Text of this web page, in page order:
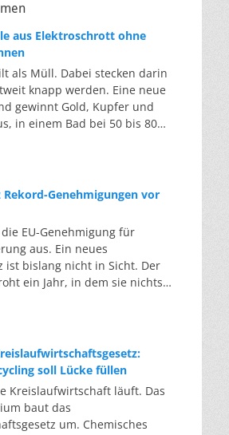
aus Elektroschrott ohne
als Müll. Dabei stecken darin
knapp werden. Eine neue
gewinnt Gold, Kupfer und
in einem Bad bei 50 bis 80
Energieintensiv und nur im
möglich. Das Londoner
hat im englischen Teesside eine
eröffnet, die ohne diese
Ein chemisches Bad löst die
80 Grad heraus, statt sie
Das Verfahren heißt Iono-
und macht sie dadurch löslich.
Lösungsmittel-Rezepturen holen
heraus. Zuerst Kupfer,
danach separat das Gold.
bleibt dabei
Genehmigungen vor
EU-Genehmigung für
aus. Ein neues
ist bislang nicht in Sicht. Der
ein Jahr, in dem sie nichts
heute deutlich schneller. Die
der Branche bestätigt dieses
Windräder wie nie zuvor wurden
im ersten Halbjahr gingen netto
ans Netz. Der Bestand
soll Lücke füllen
Kreislaufwirtschaft läuft. Das
baut das
um. Chemisches